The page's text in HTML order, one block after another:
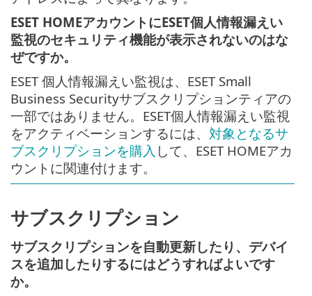
ESET HOMEアカウントにESET個人情報漏えい
監視のセキュリティ機能が表示されないのはな
ぜですか。
ESET 個人情報漏えい監視は、ESET Small
Business Securityサブスクリプションティアの
一部ではありません。ESET個人情報漏えい監視
をアクティベーションするには、 対象となるサ
ブスクリプションを購入 して、ESET HOMEアカ
ウントに関連付けます。
サブスクリプション
サブスクリプションを自動更新したり、デバイ
スを追加したりするにはどうすればよいです
か。